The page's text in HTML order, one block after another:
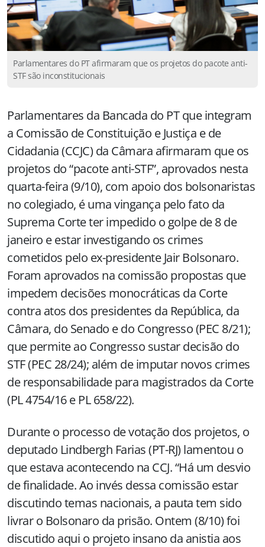
Parlamentares do PT afirmaram que os projetos do pacote anti-
STF são inconstitucionais
Parlamentares da Bancada do PT que integram
a Comissão de Constituição e Justiça e de
Cidadania (CCJC) da Câmara afirmaram que os
projetos do “pacote anti-STF”, aprovados nesta
quarta-feira (9/10), com apoio dos bolsonaristas
no colegiado, é uma vingança pelo fato da
Suprema Corte ter impedido o golpe de 8 de
janeiro e estar investigando os crimes
cometidos pelo ex-presidente Jair Bolsonaro.
Foram aprovados na comissão propostas que
impedem decisões monocráticas da Corte
contra atos dos presidentes da República, da
Câmara, do Senado e do Congresso (PEC 8/21);
que permite ao Congresso sustar decisão do
STF (PEC 28/24); além de imputar novos crimes
de responsabilidade para magistrados da Corte
(PL 4754/16 e PL 658/22).
Durante o processo de votação dos projetos, o
deputado Lindbergh Farias (PT-RJ) lamentou o
que estava acontecendo na CCJ. “Há um desvio
de finalidade. Ao invés dessa comissão estar
discutindo temas nacionais, a pauta tem sido
livrar o Bolsonaro da prisão. Ontem (8/10) foi
discutido aqui o projeto insano da anistia aos